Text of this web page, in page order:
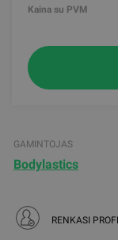
Kaina su PVM
GAMINTOJAS
Bodylastics
RENKASI